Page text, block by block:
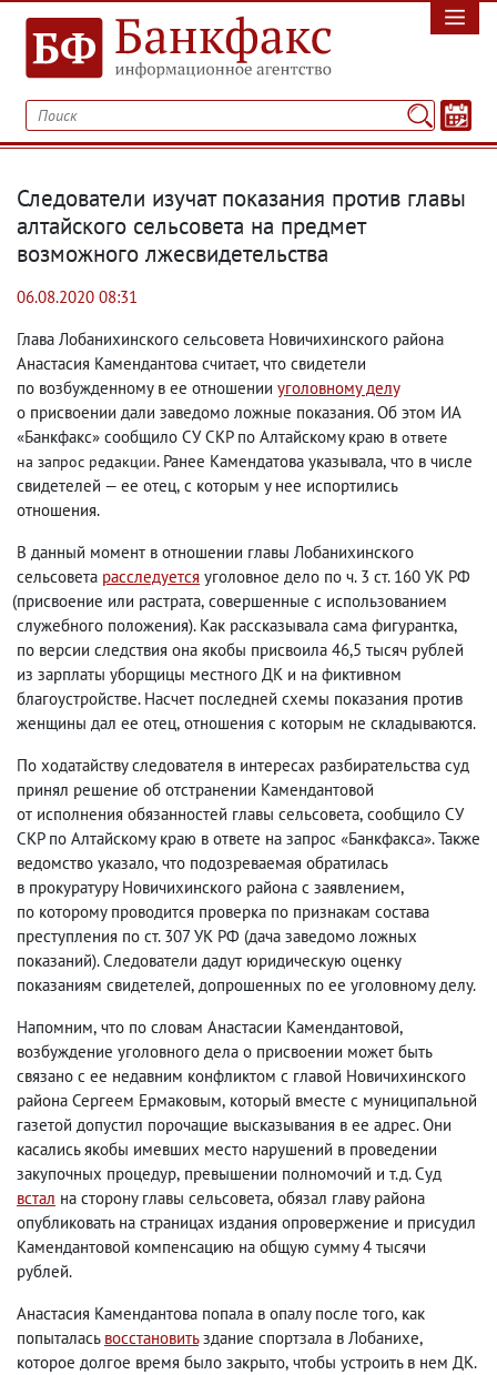
Следователи изучат показания против главы
алтайского сельсовета на предмет
возможного лжесвидетельства
06.08.2020 08:31
Глава Лобанихинского сельсовета Новичихинского района
Анастасия Камендантова считает, что свидетели
по возбужденному в ее отношении уголовному делу
о присвоении дали заведомо ложные показания. Об этом ИА
«Банкфакс» сообщило СУ СКР по Алтайскому краю в ответе
на запрос редакции. Ранее Камендатова указывала, что в числе
свидетелей — ее отец, с которым у нее испортились
отношения.
В данный момент в отношении главы Лобанихинского
сельсовета расследуется уголовное дело по ч. 3 ст. 160 УК РФ
(присвоение или растрата, совершенные с использованием
служебного положения). Как рассказывала сама фигурантка,
по версии следствия она якобы присвоила 46,5 тысяч рублей
из зарплаты уборщицы местного ДК и на фиктивном
благоустройстве. Насчет последней схемы показания против
женщины дал ее отец, отношения с которым не складываются.
По ходатайству следователя в интересах разбирательства суд
принял решение об отстранении Камендантовой
от исполнения обязанностей главы сельсовета, сообщило СУ
СКР по Алтайскому краю в ответе на запрос «Банкфакса». Также
ведомство указало, что подозреваемая обратилась
в прокуратуру Новичихинского района с заявлением,
по которому проводится проверка по признакам состава
преступления по ст. 307 УК РФ (дача заведомо ложных
показаний). Следователи дадут юридическую оценку
показаниям свидетелей, допрошенных по ее уголовному делу.
Напомним, что по словам Анастасии Камендантовой,
возбуждение уголовного дела о присвоении может быть
связано с ее недавним конфликтом с главой Новичихинского
района Сергеем Ермаковым, который вместе с муниципальной
газетой допустил порочащие высказывания в ее адрес. Они
касались якобы имевших место нарушений в проведении
закупочных процедур, превышении полномочий и т.д. Суд
встал на сторону главы сельсовета, обязал главу района
опубликовать на страницах издания опровержение и присудил
Камендантовой компенсацию на общую сумму 4 тысячи
рублей.
Анастасия Камендантова попала в опалу после того, как
попыталась восстановитьздание спортзала в Лобанихе,
которое долгое время было закрыто, чтобы устроить в нем ДК.